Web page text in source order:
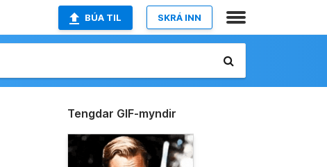
BÚA TIL SKRÁ INN
Tengdar GIF-myndir